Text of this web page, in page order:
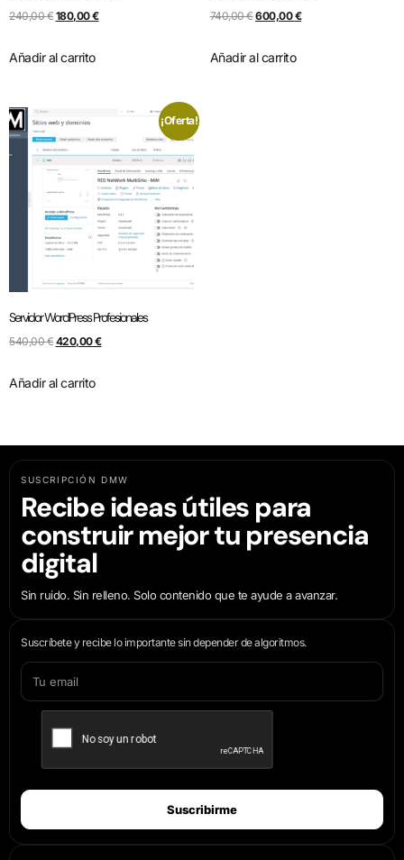
240,00€ 180,00€
Añadir al carrito
740,00€600,00€
Añadir al carrito
¡Oferta!
Servidor WordPress Profesionales
540,00€ 420,00€
Añadir al carrito
SUSCRIPCIÓN DMW
Recibe ideas útiles para
construir mejor tu presencia
digital
Sin ruido. Sin relleno. Solo contenido que te ayude a avanzar.
Suscríbete y recibe lo importante sin depender de algoritmos.
Suscribirme